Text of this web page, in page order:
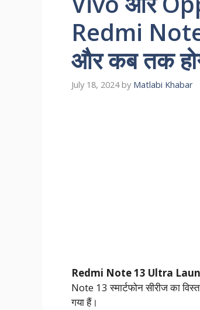
Redmi Note
और कब तक
July 18, 2024 by Matlabi Khabar
Redmi Note 13 Ultra
Note 13 स्मार्टफोन सीरीज का
गया हैं।